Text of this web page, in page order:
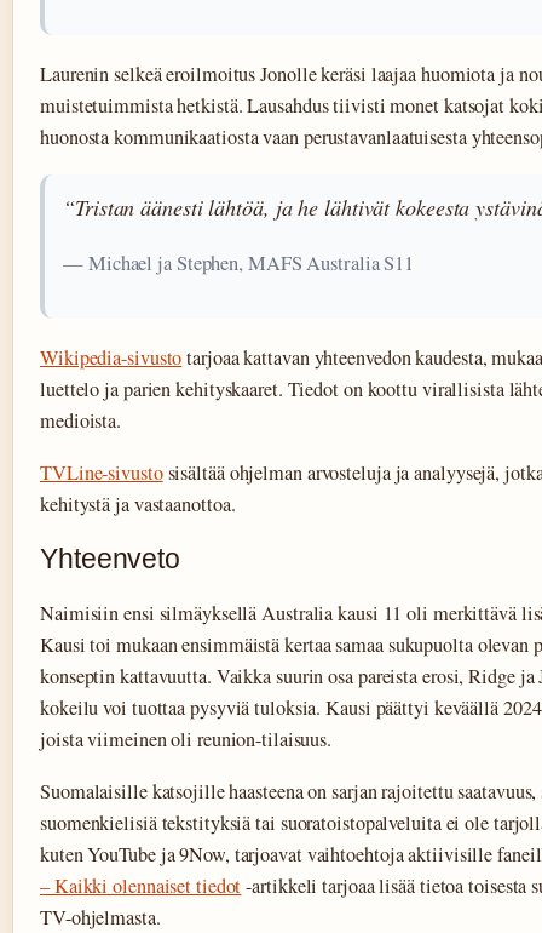
Laurenin selkeä eroilmoitus Jonolle keräsi laajaa huomiota ja
muistetuimmista hetkistä. Lausahdus tiivisti monet katsojat
huonosta kommunikaatiosta vaan perustavanlaatuisesta
“Tristan äänesti lähtöä, ja he lähtivät kokeesta
— Michael ja Stephen, MAFS Australia S11
Wikipedia-sivustotarjoaa kattavan yhteenvedon kaudesta,
luettelo ja parien kehityskaaret. Tiedot on koottu virallisista
medioista.
TVLine-sivustosisältää ohjelman arvosteluja ja analyysejä,
kehitystä ja vastaanottoa.
Yhteenveto
Naimisiin ensi silmäyksellä Australia kausi 11 oli merkittävä
Kausi toi mukaan ensimmäistä kertaa samaa sukupuolta olevan
konseptin kattavuutta. Vaikka suurin osa pareista erosi, Ridge
kokeilu voi tuottaa pysyviä tuloksia. Kausi päättyi keväällä
joista viimeinen oli reunion-tilaisuus.
Suomalaisille katsojille haasteena on sarjan rajoitettu
suomenkielisiä tekstityksiä tai suoratoistopalveluita ei ole
kuten YouTube ja 9Now, tarjoavat vaihtoehtoja aktiivisille
– Kaikki olennaiset tiedot-artikkeli tarjoaa lisää tietoa toisesta
TV-ohjelmasta.